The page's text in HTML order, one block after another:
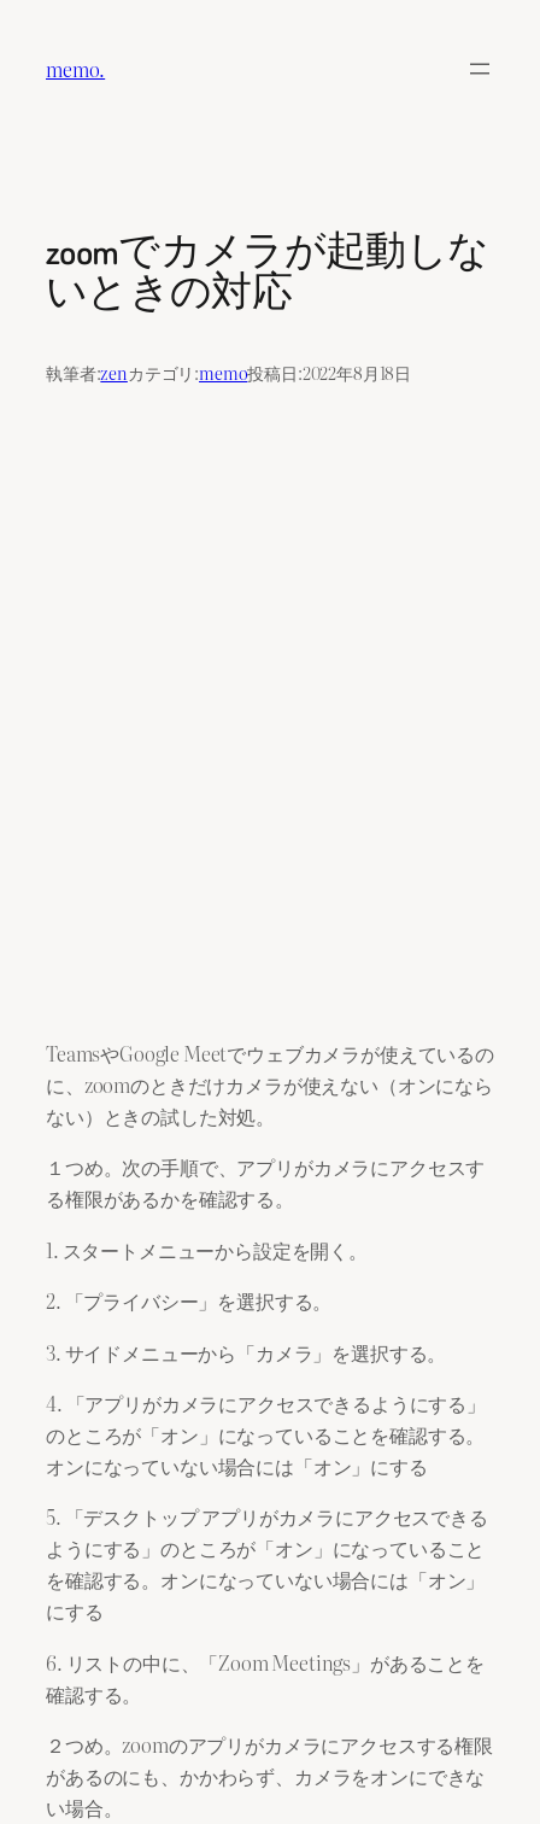
memo.
zoomでカメラが起動しな
いときの対応
執筆者:zenカテゴリ:memo投稿日:2022年8月18日
TeamsやGoogle Meetでウェブカメラが使えているの
に、zoomのときだけカメラが使えない（オンになら
ない）ときの試した対処。
１つめ。次の手順で、アプリがカメラにアクセスす
る権限があるかを確認する。
1. スタートメニューから設定を開く。
2. 「プライバシー」を選択する。
3. サイドメニューから「カメラ」を選択する。
4. 「アプリがカメラにアクセスできるようにする」
のところが「オン」になっていることを確認する。
オンになっていない場合には「オン」にする
5. 「デスクトップ アプリがカメラにアクセスできる
ようにする」のところが「オン」になっていること
を確認する。オンになっていない場合には「オン」
にする
6. リストの中に、「Zoom Meetings」があることを
確認する。
２つめ。zoomのアプリがカメラにアクセスする権限
があるのにも、かかわらず、カメラをオンにできな
い場合。